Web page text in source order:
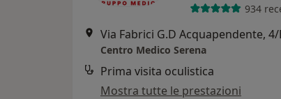
934
Centro Medico Serena
Prima visita oculistica
Mostra tutte le prestazioni